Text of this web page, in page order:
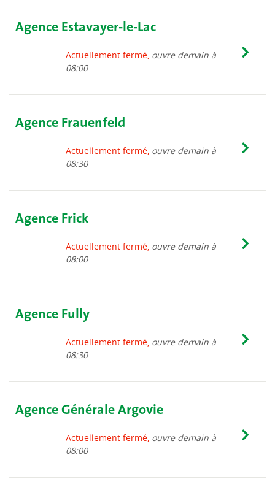
Agence Estavayer-le-Lac
Actuellement fermé, ouvre demain à
08:00
Agence Frauenfeld
Actuellement fermé, ouvre demain à
08:30
Agence Frick
Actuellement fermé, ouvre demain à
08:00
Agence Fully
Actuellement fermé, ouvre demain à
08:30
Agence Générale Argovie
Actuellement fermé, ouvre demain à
08:00